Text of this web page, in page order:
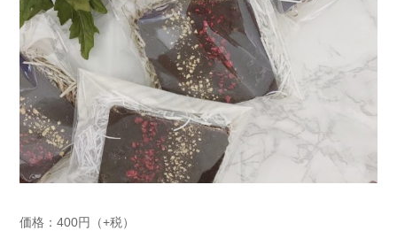
価格：400円（+税）